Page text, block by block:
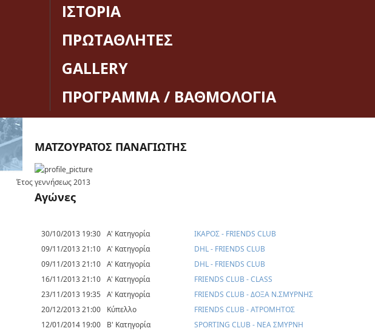
ΙΣΤΟΡΙΑ
ΠΡΩΤΑΘΛΗΤΕΣ
GALLERY
ΠΡΟΓΡΑΜΜΑ / ΒΑΘΜΟΛΟΓΙΑ
ΜΑΤΖΟΥΡΑΤΟΣ ΠΑΝΑΓΙΩΤΗΣ
Έτος γεννήσεως2013
Αγώνες
30/10/2013 19:30 Α' Κατηγορία ΙΚΑΡΟΣ - FRIENDS CLUB
09/11/2013 21:10 Α' Κατηγορία DHL - FRIENDS CLUB
09/11/2013 21:10 Α' Κατηγορία DHL - FRIENDS CLUB
16/11/2013 21:10 Α' Κατηγορία FRIENDS CLUB - CLASS
23/11/2013 19:35 Α' Κατηγορία FRIENDS CLUB - ΔΟΞΑ Ν.ΣΜΥΡΝΗΣ
20/12/2013 21:00
Κύπελλο FRIENDS CLUB - ΑΤΡΟΜΗΤΟΣ
12/01/2014 19:00
Β' Κατηγορία SPORTING CLUB - ΝΕΑ ΣΜΥΡΝΗ